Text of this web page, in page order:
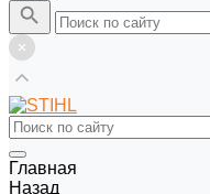
Главная
Назад